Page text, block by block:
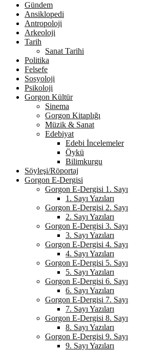
Gündem
Ansiklopedi
Antropoloji
Arkeoloji
Tarih
Sanat Tarihi
Politika
Felsefe
Sosyoloji
Psikoloji
Gorgon Kültür
Sinema
Gorgon Kitaplığı
Müzik & Sanat
Edebiyat
Edebi İncelemeler
Öykü
Bilimkurgu
Söyleşi/Röportaj
Gorgon E-Dergisi
Gorgon E-Dergisi 1. Sayı
1. Sayı Yazıları
Gorgon E-Dergisi 2. Sayı
2. Sayı Yazıları
Gorgon E-Dergisi 3. Sayı
3. Sayı Yazıları
Gorgon E-Dergisi 4. Sayı
4. Sayı Yazıları
Gorgon E-Dergisi 5. Sayı
5. Sayı Yazıları
Gorgon E-Dergisi 6. Sayı
6. Sayı Yazıları
Gorgon E-Dergisi 7. Sayı
7. Sayı Yazıları
Gorgon E-Dergisi 8. Sayı
8. Sayı Yazıları
Gorgon E-Dergisi 9. Sayı
9. Sayı Yazıları